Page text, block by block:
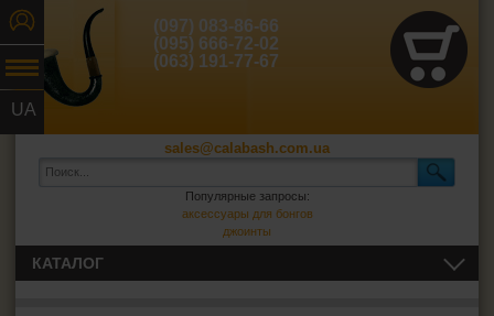
UA
(097) 083-86-66
(095) 666-72-02
(063) 191-77-67
sales@calabash.com.ua
Популярные запросы:
аксессуары для бонгов
джоинты
КАТАЛОГ